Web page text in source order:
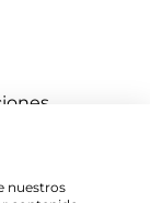
nuestros